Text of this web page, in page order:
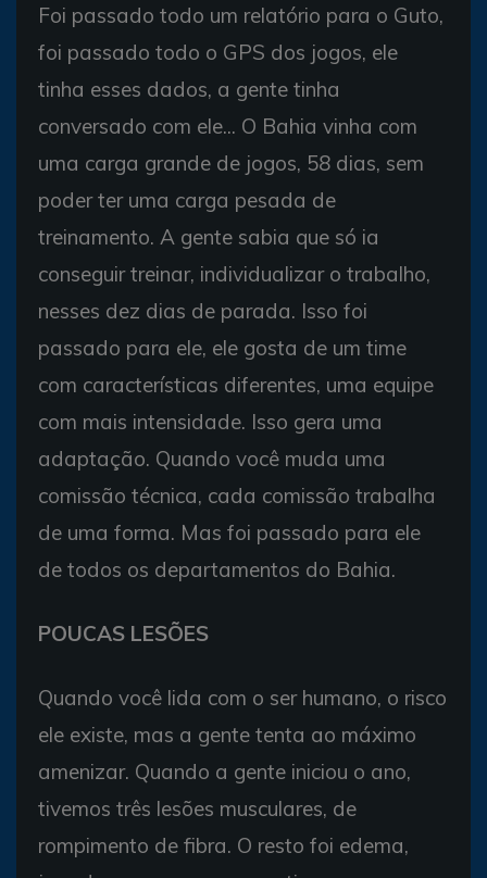
Foi passado todo um relatório para o Guto,
foi passado todo o GPS dos jogos, ele
tinha esses dados, a gente tinha
conversado com ele... O Bahia vinha com
uma carga grande de jogos, 58 dias, sem
poder ter uma carga pesada de
treinamento. A gente sabia que só ia
conseguir treinar, individualizar o trabalho,
nesses dez dias de parada. Isso foi
passado para ele, ele gosta de um time
com características diferentes, uma equipe
com mais intensidade. Isso gera uma
adaptação. Quando você muda uma
comissão técnica, cada comissão trabalha
de uma forma. Mas foi passado para ele
de todos os departamentos do Bahia.
POUCAS LESÕES
Quando você lida com o ser humano, o risco
ele existe, mas a gente tenta ao máximo
amenizar. Quando a gente iniciou o ano,
tivemos três lesões musculares, de
rompimento de fibra. O resto foi edema,